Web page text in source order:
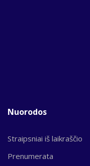
Nuorodos
Straipsniai iš laikraščio
Prenumerata